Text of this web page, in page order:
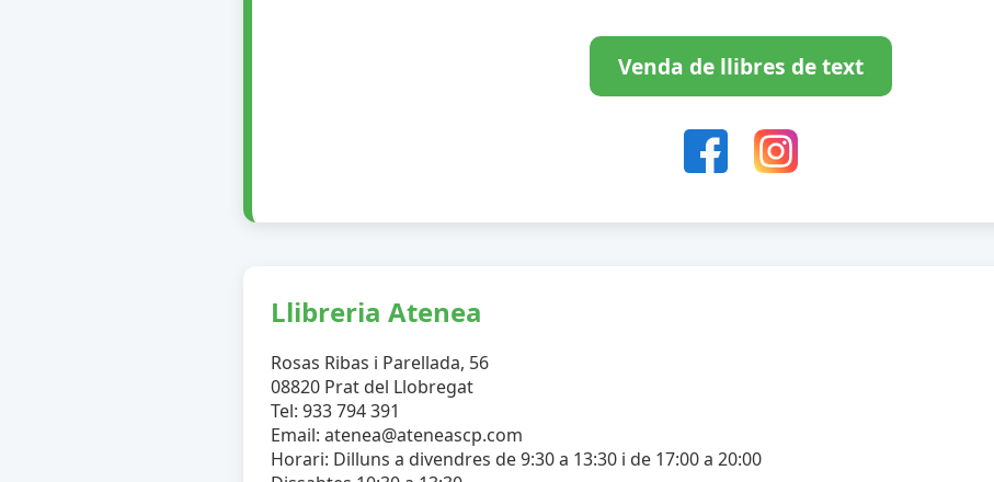
Venda de llibres de text
Llibreria Atenea
Rosas Ribas i Parellada, 56
08820 Prat del Llobregat
Tel: 933 794 391
Email: atenea@ateneascp.com
Horari: Dilluns a divendres de 9:30 a 13:30 i de 17:00 a 20:00